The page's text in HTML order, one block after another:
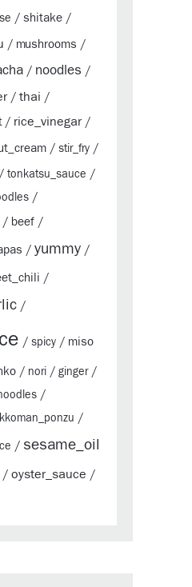
/ shitake /
/ mushrooms /
/ noodles /
/ thai /
/ rice_vinegar/
/ stir_fry /
/ tonkatsu_sauce /
/
/ beef /
/ yummy /
/
/
/ spicy / miso
/ nori / ginger/
/
/
/ sesame_oil
/ oyster_sauce /